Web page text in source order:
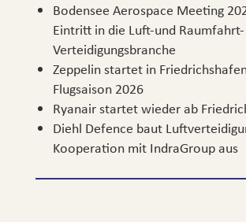
Bodensee Aerospace Meeting
Eintritt in die Luft-und
Verteidigungsbranche
Zeppelin startet in
Flugsaison 2026
Ryanair startet wieder ab
Diehl Defence baut
Kooperation mit IndraGroup aus